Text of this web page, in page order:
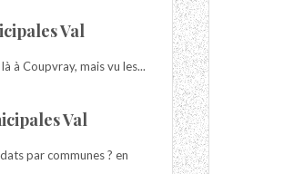
Val
à Coupvray, mais vu les...
Val
par communes ? en